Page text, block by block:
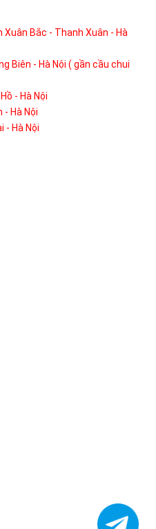
Xuân Bắc - Thanh Xuân - Hà
Biên - Hà Nội ( gần cầu chui
- Hà Nội
Hà Nội
- Hà Nội